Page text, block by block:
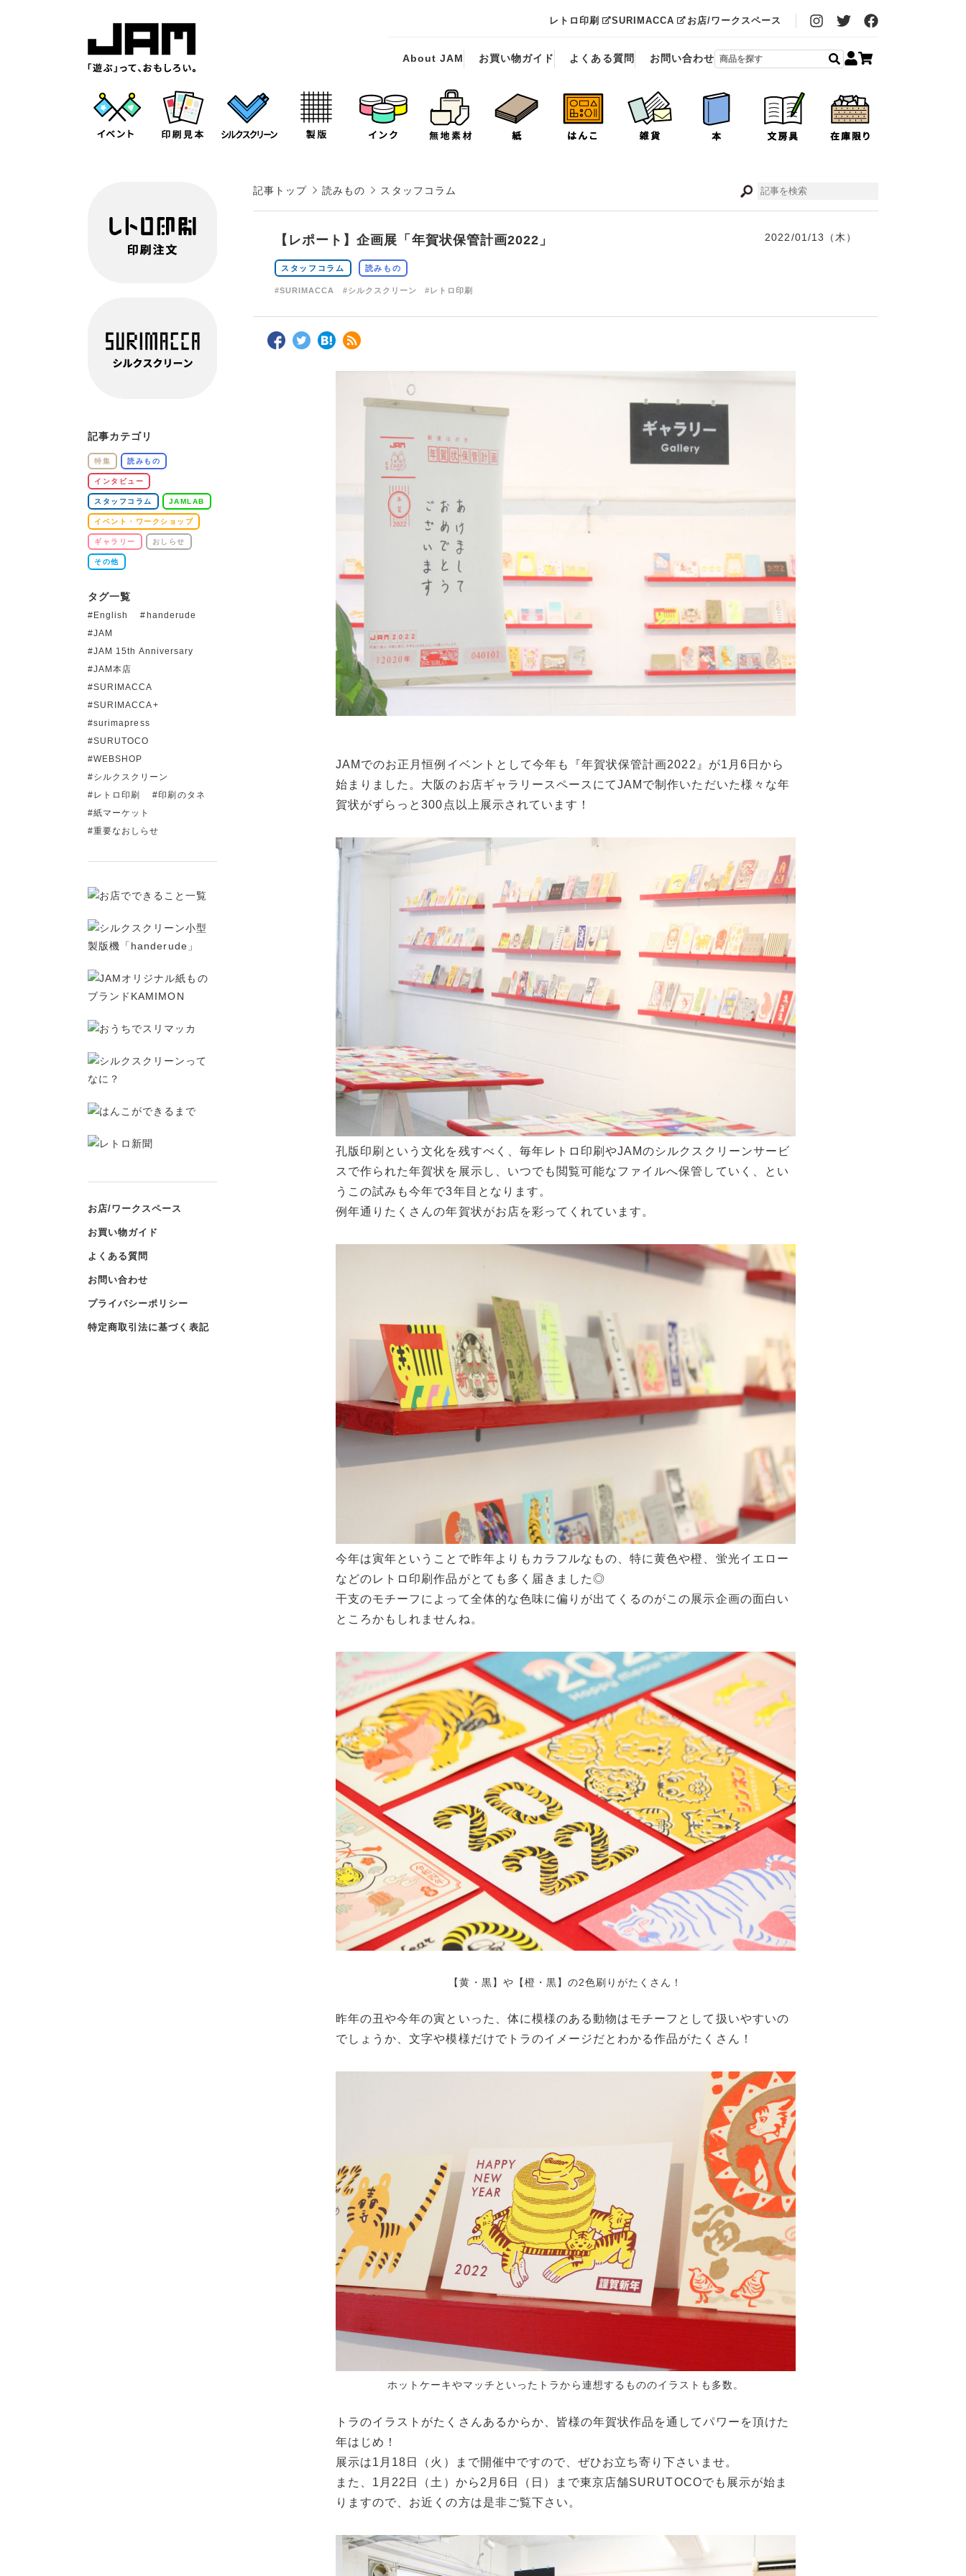
レトロ印刷 SURIMACCA お店/ワークスペース
About JAM お買い物ガイド よくある質問 お問い合わせ
記事トップ 読みもの スタッフコラム
【レポート】企画展「年賀状保管計画2022」 2022/01/13（木）
スタッフコラム 読みもの
#SURIMACCA #シルクスクリーン #レトロ印刷
JAMでのお正月恒例イベントとして今年も『年賀状保管計画2022』が1月6日から
始まりました。大阪のお店ギャラリースペースにてJAMで制作いただいた様々な年
賀状がずらっと300点以上展示されています！
孔版印刷という文化を残すべく、毎年レトロ印刷やJAMのシルクスクリーンサービ
スで作られた年賀状を展示し、いつでも閲覧可能なファイルへ保管していく、とい
うこの試みも今年で3年目となります。
例年通りたくさんの年賀状がお店を彩ってくれています。
今年は寅年ということで昨年よりもカラフルなもの、特に黄色や橙、蛍光イエロー
などのレトロ印刷作品がとても多く届きました◎
干支のモチーフによって全体的な色味に偏りが出てくるのがこの展示企画の面白い
ところかもしれませんね。
【黄・黒】や【橙・黒】の2色刷りがたくさん！
昨年の丑や今年の寅といった、体に模様のある動物はモチーフとして扱いやすいの
でしょうか、文字や模様だけでトラのイメージだとわかる作品がたくさん！
ホットケーキやマッチといったトラから連想するもののイラストも多数。
トラのイラストがたくさんあるからか、皆様の年賀状作品を通してパワーを頂けた
年はじめ！
展示は1月18日（火）まで開催中ですので、ぜひお立ち寄り下さいませ。
また、1月22日（土）から2月6日（日）まで東京店舗SURUTOCOでも展示が始ま
りますので、お近くの方は是非ご覧下さい。
記事カテゴリ
特集 読みもの
インタビュー
スタッフコラム JAMLAB
イベント・ワークショップ
ギャラリー おしらせ
その他
タグ一覧
English
handerude
JAM
JAM 15th Anniversary
JAM本店
SURIMACCA
SURIMACCA+
surimapress
SURUTOCO
WEBSHOP
シルクスクリーン
レトロ印刷
印刷のタネ
紙マーケット
重要なおしらせ
お店/ワークスペース
お買い物ガイド
よくある質問
お問い合わせ
プライバシーポリシー
特定商取引法に基づく表記